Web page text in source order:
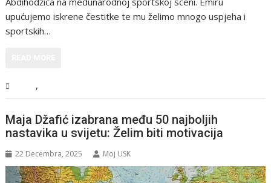
upućujemo iskrene čestitke te mu želimo mnogo uspjeha i
sportskih…
,
Maja Džafić izabrana među 50 najboljih
nastavika u svijetu: Želim biti motivacija
22 Decembra, 2025 Moj USK